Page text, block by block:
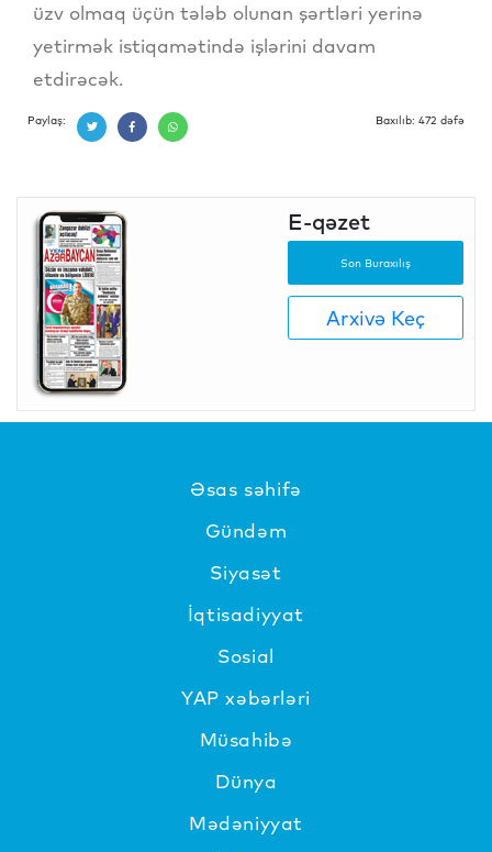
üzv olmaq üçün tələb olunan şərtləri yerinə
yetirmək istiqamətində işlərini davam
etdirəcək.
Paylaş: Baxılıb: 472 dəfə
E-qəzet
Son Buraxılış
Arxivə Keç
Əsas səhifə
Gündəm
Siyasət
İqtisadiyyat
Sosial
YAP xəbərləri
Müsahibə
Dünya
Mədəniyyat